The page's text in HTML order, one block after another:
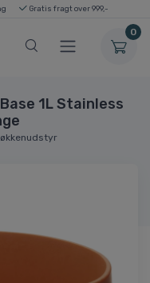
Gratis fragt over 999,-
0
1L Stainless